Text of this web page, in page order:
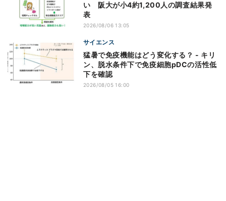
い 阪大が小4約1,200人の調査結果発
表
2026/08/06 13:05
サイエンス
猛暑で免疫機能はどう変化する？ - キリ
ン、脱水条件下で免疫細胞pDCの活性低
下を確認
2026/08/05 16:00